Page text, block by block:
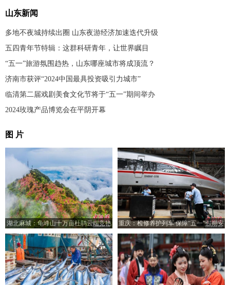
山东新闻
多地不夜城持续出圈 山东夜游经济加速迭代升级
五四青年节特辑：这群科研青年，让世界瞩目
“五一”旅游氛围趋热，山东哪座城市将成顶流？
济南市获评“2024中国最具投资吸引力城市”
临清第二届戏剧美食文化节将于“五一”期间举办
2024玫瑰产品博览会在平阴开幕
图 片
湖北麻城：龟峰山十万亩杜鹃云端竞艳
重庆：检修养护列车 保障“五一”假期安
全运行